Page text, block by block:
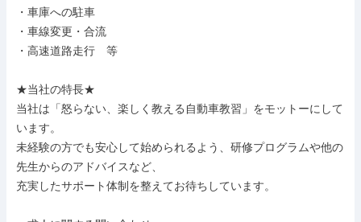
・車庫への駐車
・車線変更・合流
・高速道路走行　等
★当社の特長★
当社は「怒らない、楽しく教える自動車教習」をモットーにして
います。
未経験の方でも安心して始められるよう、研修プログラムや他の
先生からのアドバイスなど、
充実したサポート体制を整えてお待ちしています。